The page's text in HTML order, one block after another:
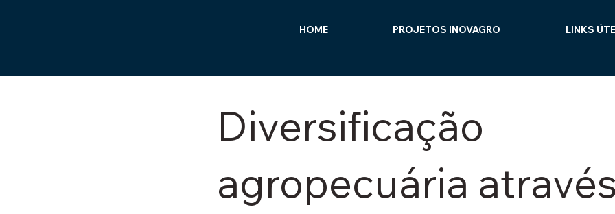
HOME PROJETOS INOVAGRO LINKS
Diversificação
agropecuária